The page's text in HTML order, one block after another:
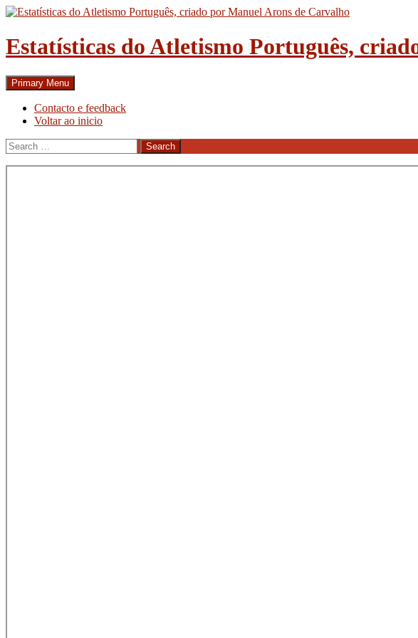
Skip
content
Estatísticas do Atletismo Português,
Search
Primary Menu
Contacto e feedback
Voltar ao inicio
Search
for: